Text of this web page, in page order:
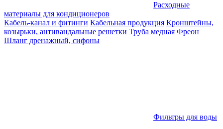
Расходные
материалы для кондиционеров
Кабель-канал и фитинги Кабельная продукция Кронштейны,
козырьки, антивандальные решетки Труба медная Фреон
Шланг дренажный, сифоны
Фильтры для воды